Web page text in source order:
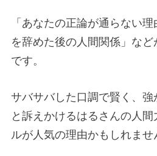
「あなたの正論が通らない
を辞めた後の人間関係」など
です。
サバサバした口調で賢く、強
と訴えかけるはるさんの人
ルが人気の理由かもしれませ